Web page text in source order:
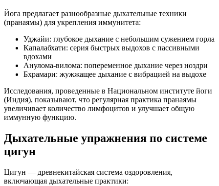
Йога предлагает разнообразные дыхательные техники
(пранаямы) для укрепления иммунитета:
Уджайи: глубокое дыхание с небольшим сужением горла
Капалабхати: серия быстрых выдохов с пассивными
вдохами
Анулома-вилома: попеременное дыхание через ноздри
Бхрамари: жужжащее дыхание с вибрацией на выдохе
Исследования, проведенные в Национальном институте йоги
(Индия), показывают, что регулярная практика пранаямы
увеличивает количество лимфоцитов и улучшает общую
иммунную функцию.
Дыхательные упражнения по системе
цигун
Цигун — древнекитайская система оздоровления,
включающая дыхательные практики: